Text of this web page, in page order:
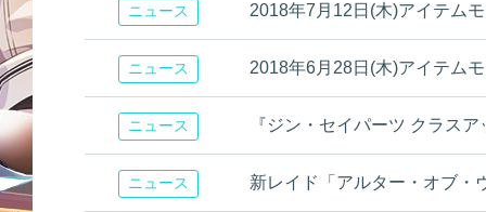
ニュース 2018年7月12日(木)アイテム
ニュース 2018年6月28日(木)アイテム
ニュース 『ジン・セイパーツ クラス
ニュース 新レイド「アルター・オブ・